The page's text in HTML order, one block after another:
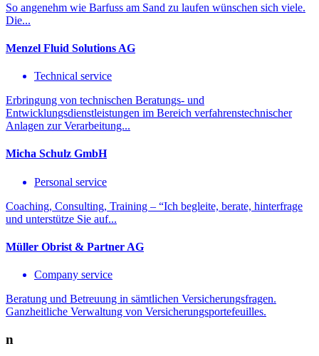
So angenehm wie Barfuss am Sand zu laufen wünschen sich viele.
Die...
Menzel Fluid Solutions AG
Technical service
Erbringung von technischen Beratungs- und
Entwicklungsdienstleistungen im Bereich verfahrenstechnischer
Anlagen zur Verarbeitung...
Micha Schulz GmbH
Personal service
Coaching, Consulting, Training – “Ich begleite, berate, hinterfrage
und unterstütze Sie auf...
Müller Obrist & Partner AG
Company service
Beratung und Betreuung in sämtlichen Versicherungsfragen.
Ganzheitliche Verwaltung von Versicherungsportefeuilles.
n